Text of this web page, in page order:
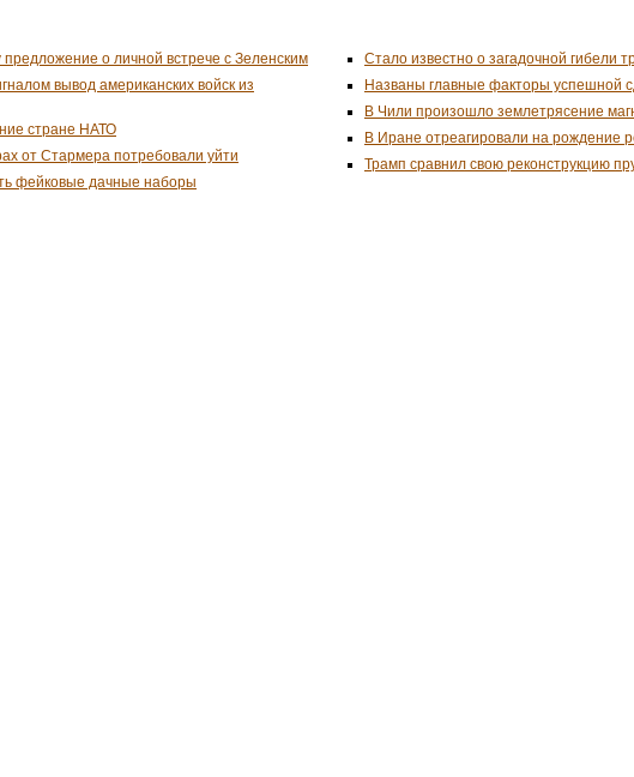
о личной встрече с Зеленским
вывод американских войск из
стране НАТО
от Стармера потребовали уйти
фейковые дачные наборы
Стало известно о загадочной гибели
Названы главные факторы успешной
В Чили произошло землетрясение
В Иране отреагировали на рождение
Трамп сравнил свою реконструкцию